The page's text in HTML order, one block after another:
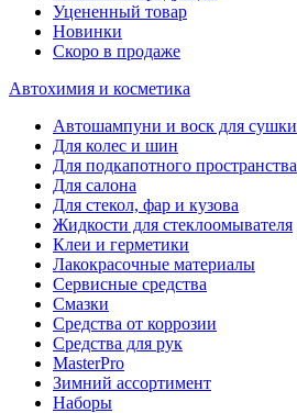
Уцененный товар
Новинки
Скоро в продаже
Автохимия и косметика
Автошампуни и воск для сушки
Для колес и шин
Для подкапотного пространства
Для салона
Для стекол, фар и кузова
Жидкости для стеклоомывателя
Клеи и герметики
Лакокрасочные материалы
Сервисные средства
Смазки
Средства от коррозии
Средства для рук
MasterPro
Зимний ассортимент
Наборы